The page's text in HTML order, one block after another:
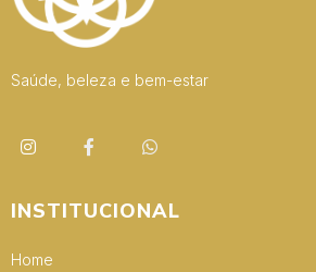
Saúde, beleza e bem-estar
INSTITUCIONAL
Home